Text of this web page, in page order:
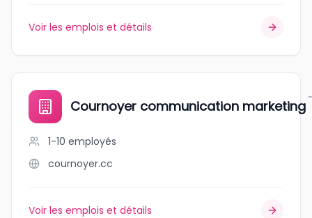
Voir les emplois et détails
Cournoyer communication marketing
1-10 employés
cournoyer.cc
Voir les emplois et détails